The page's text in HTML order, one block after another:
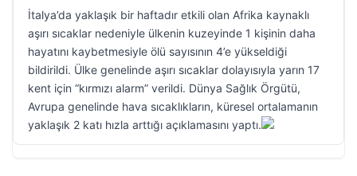
İtalya’da yaklaşık bir haftadır etkili olan Afrika kaynaklı
aşırı sıcaklar nedeniyle ülkenin kuzeyinde 1 kişinin daha
hayatını kaybetmesiyle ölü sayısının 4’e yükseldiği
bildirildi. Ülke genelinde aşırı sıcaklar dolayısıyla yarın 17
kent için “kırmızı alarm” verildi. Dünya Sağlık Örgütü,
Avrupa genelinde hava sıcaklıkların, küresel ortalamanın
yaklaşık 2 katı hızla arttığı açıklamasını yaptı.